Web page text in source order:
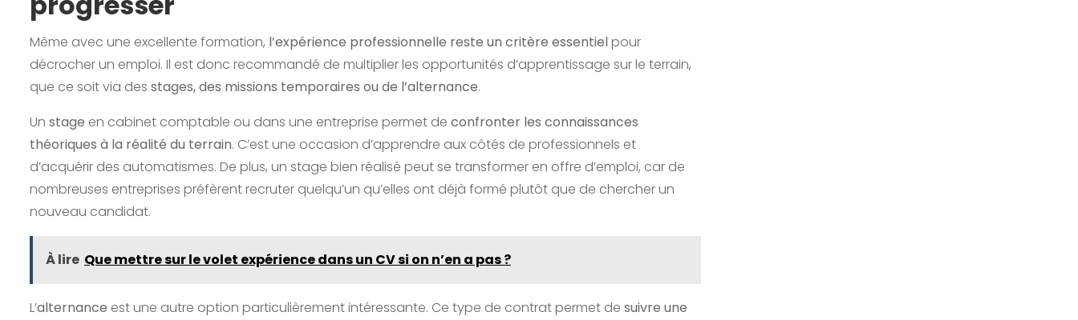
Même avec une excellente formation, l’expérience professionnelle reste un critère essentielpour
décrocher un emploi. Il est donc recommandé de multiplier les opportunités d’apprentissage sur le terrain,
que ce soit via des stages, des missions temporaires ou de l’alternance.
Un stage en cabinet comptable ou dans une entreprise permet de confronter les connaissances
théoriques à la réalité du terrain. C’est une occasion d’apprendre aux côtés de professionnels et
d’acquérir des automatismes. De plus, un stage bien réalisé peut se transformer en offre d’emploi, car de
nombreuses entreprises préfèrent recruter quelqu’un qu’elles ont déjà formé plutôt que de chercher un
nouveau candidat.
À lire Que mettre sur le volet expérience dans un CV si on n’en a pas ?
L’alternance est une autre option particulièrement intéressante. Ce type de contrat permet de suivre une